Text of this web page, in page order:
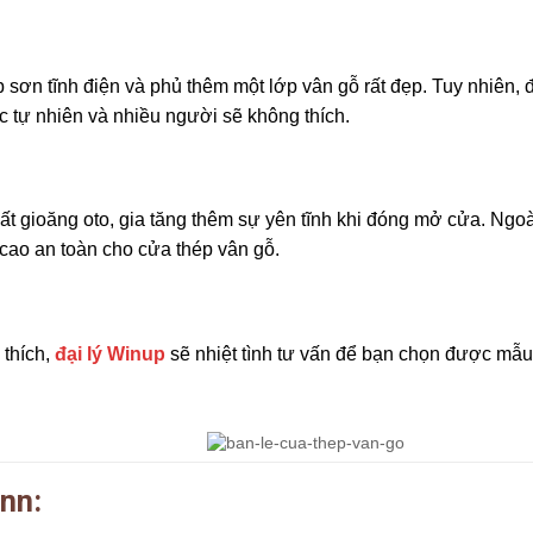
tĩnh điện và phủ thêm một lớp vân gỗ rất đẹp. Tuy nhiên,
tự nhiên và nhiều người sẽ không thích.
gioăng oto, gia tăng thêm sự yên tĩnh khi đóng mở cửa.
an toàn cho cửa thép vân gỗ.
đại lý Winup sẽ nhiệt tình tư vấn để bạn chọn được